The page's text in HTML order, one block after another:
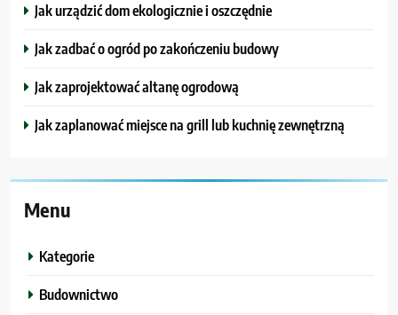
Jak urządzić dom ekologicznie i oszczędnie
Jak zadbać o ogród po zakończeniu budowy
Jak zaprojektować altanę ogrodową
Jak zaplanować miejsce na grill lub kuchnię zewnętrzną
Menu
Kategorie
Budownictwo